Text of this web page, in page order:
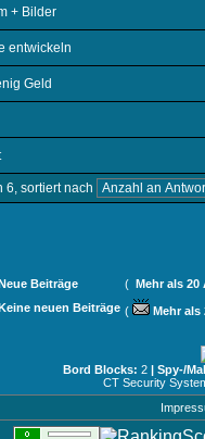
+ Bilder
entwickeln
Geld
6, sortiert nach
Beiträge ( Mehr als
neuen Beiträge ( Mehr als
Bord Blocks: 2 | Spy-/
CT Security